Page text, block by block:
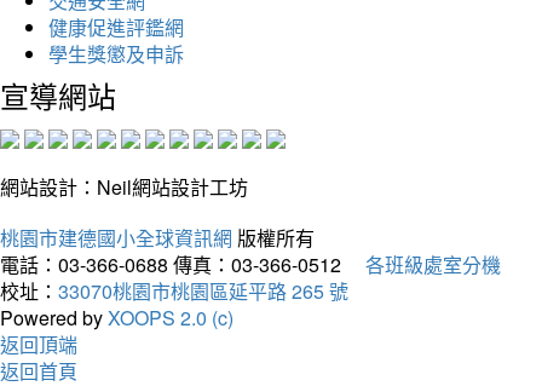
健康促進評鑑網
學生獎懲及申訴
宣導網站
網站設計：Neil網站設計工坊
桃園市建德國小全球資訊網 版權所有
電話：03-366-0688 傳真：03-366-0512
各班級處室分機
校址： 33070桃園市桃園區延平路 265 號
Powered byXOOPS 2.0 (c)
返回頂端
返回首頁